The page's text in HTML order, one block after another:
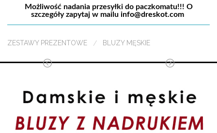
Możliwość nadania przesyłki do paczkomatu!!! O
szczegóły zapytaj w mailu info@dreskot.com
ZESTAWY PREZENTOWE BLUZY MĘSKIE